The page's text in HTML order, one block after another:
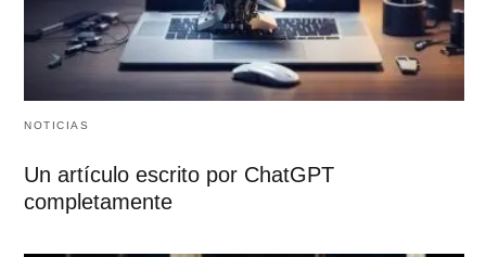
NOTICIAS
Un artículo escrito por ChatGPT
completamente